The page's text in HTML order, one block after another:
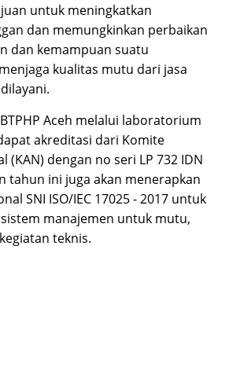
untuk meningkatkan
dan memungkinkan perbaikan
dan kemampuan suatu
kualitas mutu dari jasa
Aceh melalui laboratorium
akreditasi dari Komite
(KAN) dengan no seri LP 732 IDN
tahun ini juga akan menerapkan
SNI ISO/IEC 17025 - 2017 untuk
manajemen untuk mutu,
teknis.